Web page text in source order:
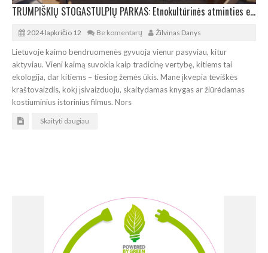
TRUMPIŠKIŲ STOGASTULPIŲ PARKAS: Etnokultūrinės atminties erdvė
2024 lapkričio 12 Be komentarų Žilvinas Danys
Lietuvoje kaimo bendruomenės gyvuoja vienur pasyviau, kitur
aktyviau. Vieni kaimą suvokia kaip tradicinę vertybę, kitiems tai
ekologija, dar kitiems – tiesiog žemės ūkis. Mane įkvepia tėviškės
kraštovaizdis, kokį įsivaizduoju, skaitydamas knygas ar žiūrėdamas
kostiuminius istorinius filmus. Nors
Skaityti daugiau